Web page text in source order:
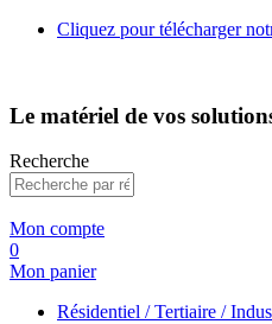
Cliquez pour télécharger
Le matériel de vos
Recherche
Mon compte
0
Mon panier
Résidentiel / Tertiaire /